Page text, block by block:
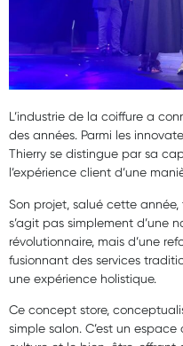
L’industrie de la coiffure a
des années. Parmi les
Thierry se distingue par sa
l’expérience client d’une
Son projet, salué cette
s’agit pas simplement d’une
révolutionnaire, mais d’une
fusionnant des services
une expérience holistique.
Ce concept store,
simple salon. C’est un